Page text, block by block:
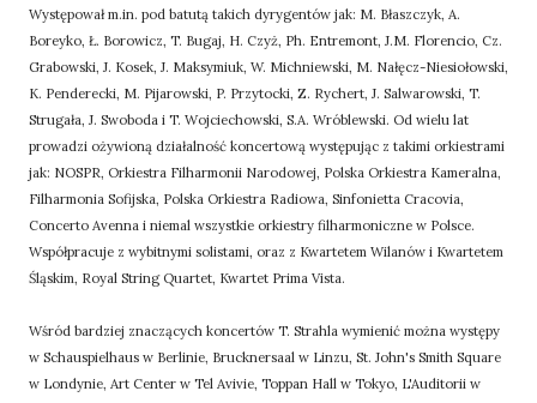
Występował m.in. pod batutą takich dyrygentów jak: M. Błaszczyk, A.
Boreyko, Ł. Borowicz, T. Bugaj, H. Czyż, Ph. Entremont, J.M. Florencio, Cz.
Grabowski, J. Kosek, J. Maksymiuk, W. Michniewski, M. Nałęcz-Niesiołowski,
K. Penderecki, M. Pijarowski, P. Przytocki, Z. Rychert, J. Salwarowski, T.
Strugała, J. Swoboda i T. Wojciechowski, S.A. Wróblewski. Od wielu lat
prowadzi ożywioną działalność koncertową występując z takimi orkiestrami
jak: NOSPR, Orkiestra Filharmonii Narodowej, Polska Orkiestra Kameralna,
Filharmonia Sofijska, Polska Orkiestra Radiowa, Sinfonietta Cracovia,
Concerto Avenna i niemal wszystkie orkiestry filharmoniczne w Polsce.
Współpracuje z wybitnymi solistami, oraz z Kwartetem Wilanów i Kwartetem
Śląskim, Royal String Quartet, Kwartet Prima Vista.
Wśród bardziej znaczących koncertów T. Strahla wymienić można występy
w Schauspielhaus w Berlinie, Brucknersaal w Linzu, St. John's Smith Square
w Londynie, Art Center w Tel Avivie, Toppan Hall w Tokyo, L'Auditorii w